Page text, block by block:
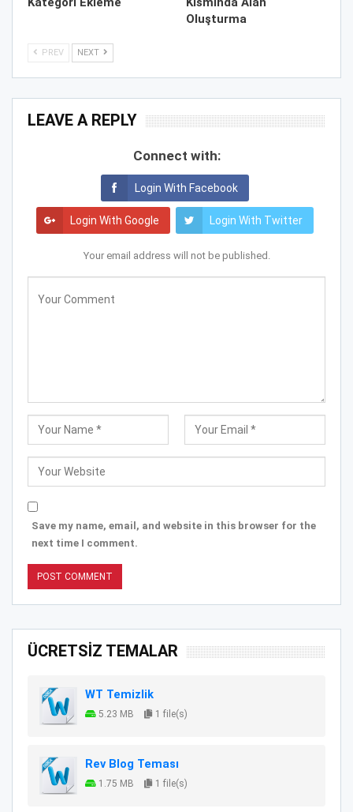
Oluşturma
PREV NEXT
LEAVE A REPLY
Connect with:
Login With Facebook
Login With Google Login With Twitter
Your email address will not be published.
Save my name, email, and website in this browser for the
next time I comment.
ÜCRETSİZ TEMALAR
WT Temizlik
5.23 MB 1 file(s)
Rev Blog Teması
1.75 MB 1 file(s)